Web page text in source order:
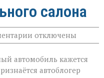
салона
к
записи
незаметный
герой
отключены
автомобиль кажется
автоблогер